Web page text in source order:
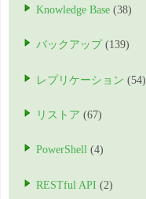
Knowledge Base (38)
バックアップ (139)
レプリケーション (54)
リストア (67)
PowerShell (4)
RESTful API (2)